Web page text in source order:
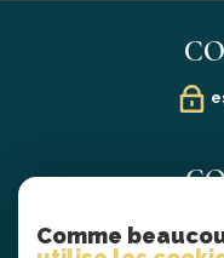
Comme